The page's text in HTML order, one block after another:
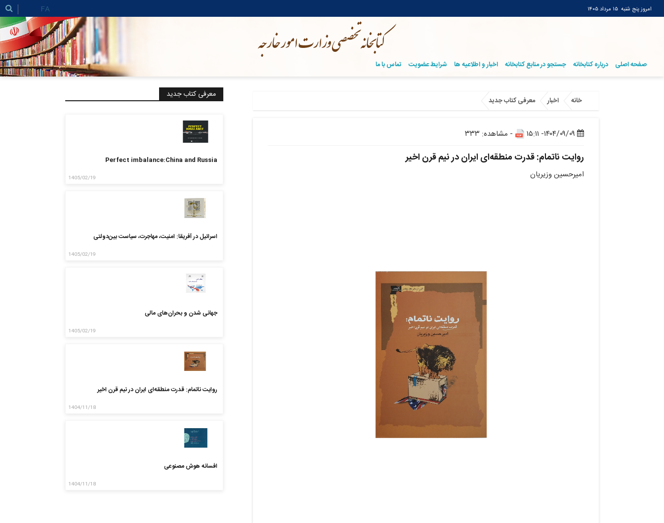
امروز پنج شنبه ۱۵ مرداد ۱۴۰۵ FA
صفحه اصلی درباره کتابخانه جستجو در منابع کتابخانه اخبار و اطلاعیه ها شرایط عضویت تماس با ما
خانه اخبار معرفی کتاب جدید
۱۴۰۴/۰۹/۰۹- ۱۵:۱۱ - مشاهده: ۳۳۳
روایت ناتمام: قدرت منطقه‌ای ایران در نیم قرن اخیر
امیرحسین وزیریان
معرفی کتاب جدید
Perfect imbalance:China and Russia
1405/02/19
اسرائیل در آفریقا: امنیت، مهاجرت، سیاست بین‌دولتی
1405/02/19
جهانی شدن و بحران‌های مالی
1405/02/19
روایت ناتمام: قدرت منطقه‌ای ایران در نیم قرن اخیر
1404/11/18
افسانه هوش مصنوعی
1404/11/18